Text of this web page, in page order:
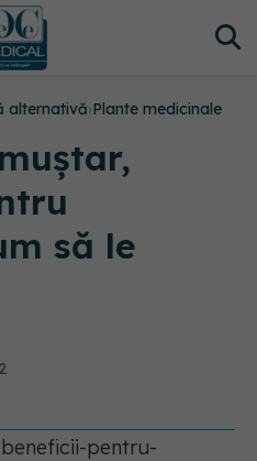
alternativă›Plante medicinale
să le